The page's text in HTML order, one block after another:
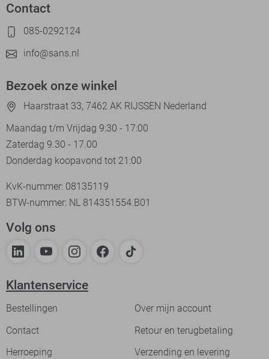
Contact
085-0292124
info@sans.nl
Bezoek onze winkel
Haarstraat 33, 7462 AK RIJSSEN Nederland
Maandag t/m Vrijdag 9:30 - 17:00
Zaterdag 9.30 - 17.00
Donderdag koopavond tot 21:00
KvK-nummer: 08135119
BTW-nummer: NL 814351554.B01
Volg ons
Klantenservice
Bestellingen
Over mijn account
Contact
Retour en terugbetaling
Herroeping
Verzending en levering